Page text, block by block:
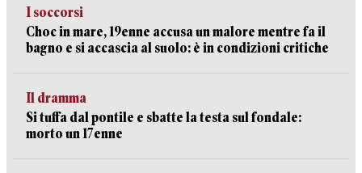
I soccorsi
Choc in mare, 19enne accusa un malore mentre fa il
bagno e si accascia al suolo: è in condizioni critiche
Il dramma
Si tuffa dal pontile e sbatte la testa sul fondale:
morto un 17enne